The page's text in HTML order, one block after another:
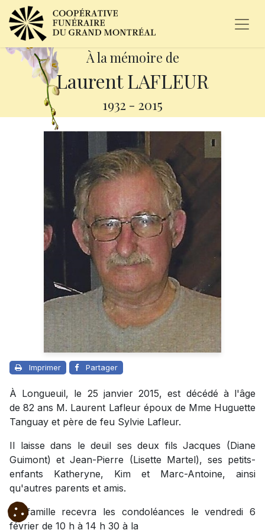
À la mémoire de
Laurent LAFLEUR
1932 - 2015
Imprimer Partager
À Longueuil, le 25 janvier 2015, est décédé à l'âge
de 82 ans M. Laurent Lafleur époux de Mme Huguette
Tanguay et père de feu Sylvie Lafleur.
Il laisse dans le deuil ses deux fils Jacques (Diane
Guimont) et Jean-Pierre (Lisette Martel), ses petits-
enfants Katheryne, Kim et Marc-Antoine, ainsi
qu'autres parents et amis.
La famille recevra les condoléances le vendredi 6
février de 10 h à 14 h 30 à la